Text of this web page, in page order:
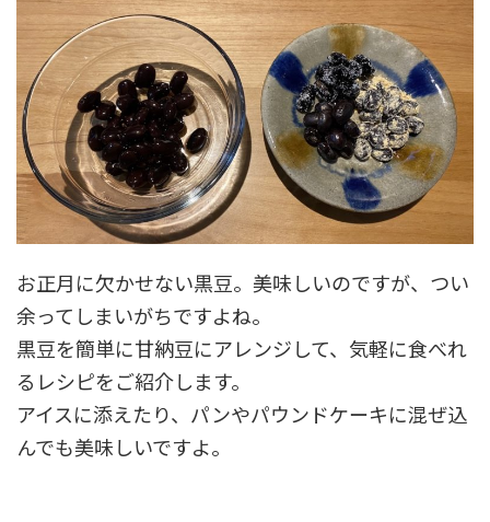
お正月に欠かせない黒豆。美味しいのですが、つい
余ってしまいがちですよね。
黒豆を簡単に甘納豆にアレンジして、気軽に食べれ
るレシピをご紹介します。
アイスに添えたり、パンやパウンドケーキに混ぜ込
んでも美味しいですよ。